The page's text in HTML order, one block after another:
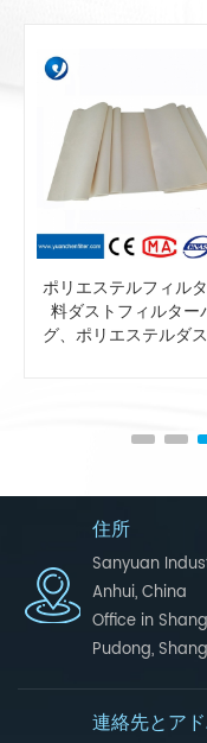
ポリエステルフィル
料ダストフィルター
グ、ポリエステルダ
住所
Sanyuan
Anhui, China
Office in
Pudong,
連絡先とア